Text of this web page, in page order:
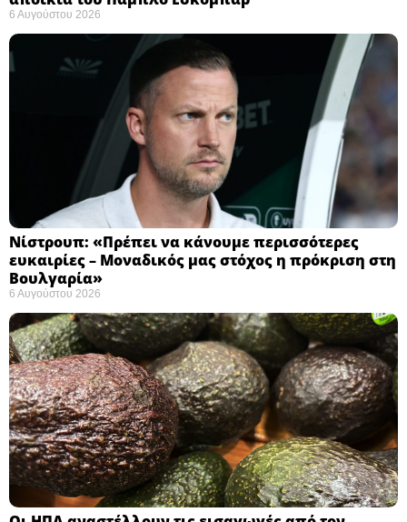
6 Αυγούστου 2026
Νίστρουπ: «Πρέπει να κάνουμε περισσότερες
ευκαιρίες – Μοναδικός μας στόχος η πρόκριση στη
Βουλγαρία» ​
6 Αυγούστου 2026